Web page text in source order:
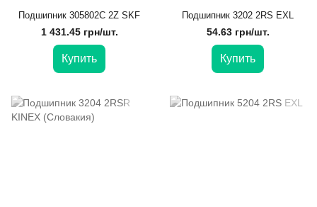
Подшипник 305802C 2Z SKF
1 431.45 грн/шт.
Купить
Подшипник 3202 2RS EXL
54.63 грн/шт.
Купить